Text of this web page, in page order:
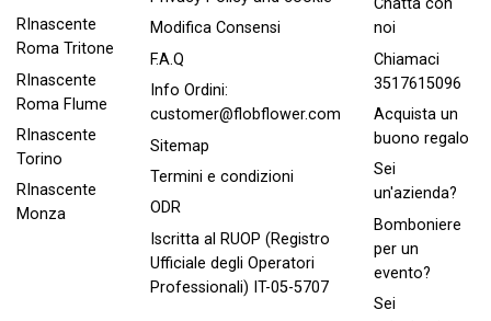
RInascente
Roma Tritone
RInascente
Roma FIume
RInascente
Torino
RInascente
Monza
Modifica Consensi
F.A.Q
Info Ordini:
customer@flobflower.com
Sitemap
Termini e condizioni
ODR
Iscritta al RUOP (Registro
Ufficiale degli Operatori
Professionali) IT-05-5707
Chatta con
noi
Chiamaci
3517615096
Acquista un
buono regalo
Sei
un'azienda?
Bomboniere
per un
evento?
Sei